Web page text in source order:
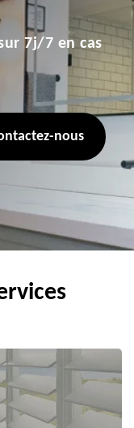
7j/7 en cas
nous